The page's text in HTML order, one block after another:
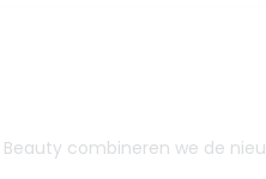
combineren we de